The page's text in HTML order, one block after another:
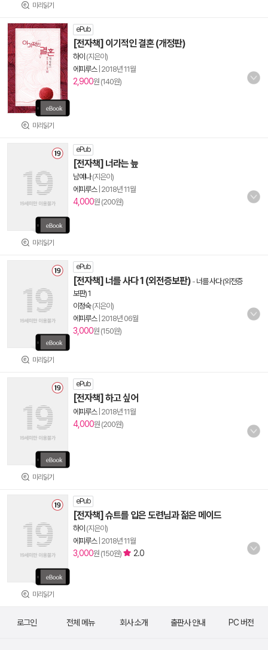
미리읽기
미리읽기
ePub
[전자책] 이기적인 결혼 (개정판)
하이 (지은이)
에피루스| 2018년 11월
2,900원 (140원)
미리읽기
ePub
[전자책] 너라는 늪
남예나(지은이)
에피루스| 2018년 11월
4,000원 (200원)
미리읽기
ePub
[전자책] 너를 사다 1 (외전증보판) - 너를 사다 (외전증
보판) 1
이정숙(지은이)
에피루스| 2018년 06월
3,000원 (150원)
미리읽기
ePub
[전자책] 하고 싶어
에피루스| 2018년 11월
4,000원 (200원)
미리읽기
ePub
[전자책] 슈트를 입은 도련님과 젊은 메이드
하이 (지은이)
에피루스| 2018년 11월
3,000원 (150원) 2.0
로그인 전체 메뉴 회사 소개 출판사 안내 PC 버전